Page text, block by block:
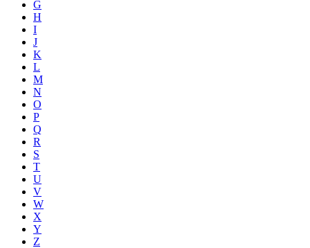
G
H
I
J
K
L
M
N
O
P
Q
R
S
T
U
V
W
X
Y
Z